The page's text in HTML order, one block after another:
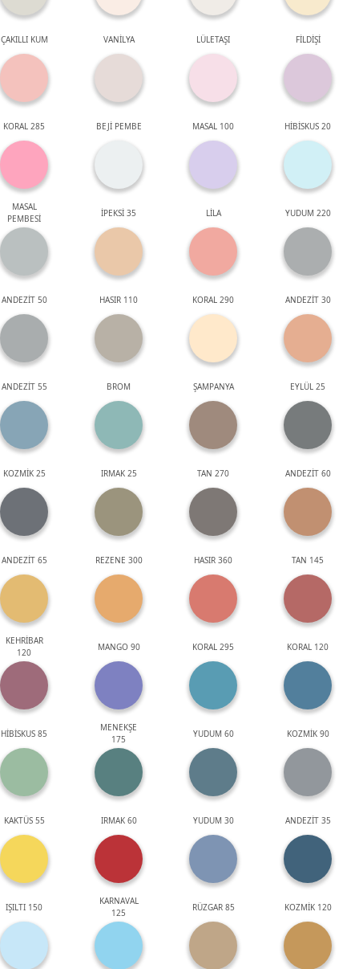
ÇAKILLI KUM VANİLYA LÜLETAŞI FİLDİŞİ
KORAL 285 BEJİ PEMBE MASAL 100 HİBİSKUS 20
MASAL
PEMBESİ
İPEKSİ 35 LİLA YUDUM 220
ANDEZİT 50 HASIR 110 KORAL 290 ANDEZİT 30
ANDEZİT 55 BROM ŞAMPANYA EYLÜL 25
KOZMİK 25 IRMAK 25 TAN 270 ANDEZİT 60
ANDEZİT 65 REZENE 300 HASIR 360 TAN 145
KEHRİBAR
120
MANGO 90 KORAL 295 KORAL 120
HİBİSKUS 85
MENEKŞE
175
YUDUM 60 KOZMİK 90
KAKTÜS 55 IRMAK 60 YUDUM 30 ANDEZİT 35
IŞILTI 150
KARNAVAL
125
RÜZGAR 85 KOZMİK 120